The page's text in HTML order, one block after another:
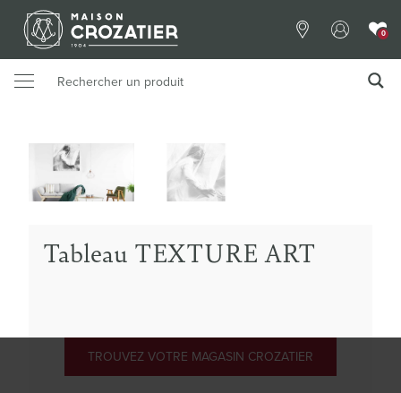
0
Tableau TEXTURE ART
TROUVEZ VOTRE MAGASIN CROZATIER